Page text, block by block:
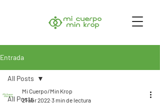
Entrada
All Posts
All Posts
Mi Cuerpo/Min Krop
21 abr 2022 3 min de lectura